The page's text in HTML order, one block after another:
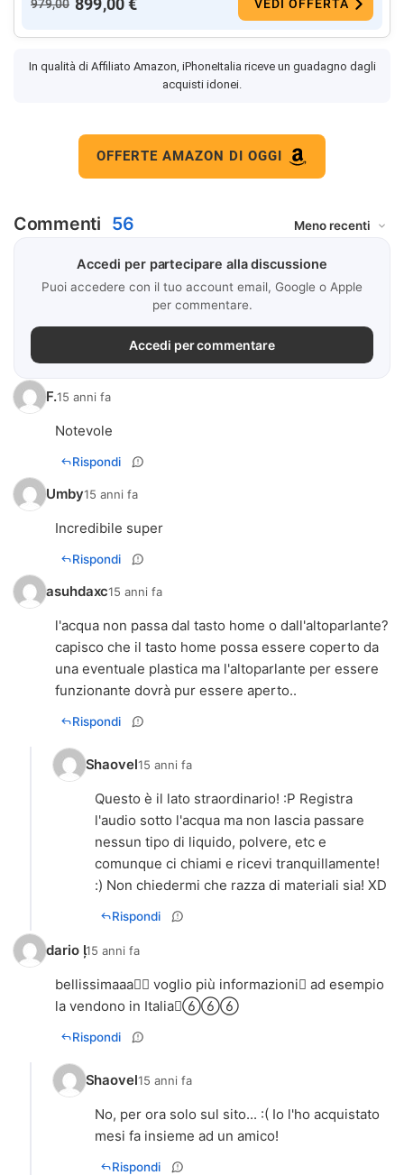
979,00 899,00 € VEDI OFFERTA
In qualità di Affiliato Amazon, iPhoneItalia riceve un guadagno dagli
acquisti idonei.
OFFERTE AMAZON DI OGGI
Commenti 56
Accedi per partecipare alla discussione
Puoi accedere con il tuo account email, Google o Apple
per commentare.
Accedi per commentare
F.15 anni fa
Notevole
Rispondi
Umby15 anni fa
Incredibile super
Rispondi
asuhdaxc15 anni fa
l'acqua non passa dal tasto home o dall'altoparlante?
capisco che il tasto home possa essere coperto da
una eventuale plastica ma l'altoparlante per essere
funzionante dovrà pur essere aperto..
Rispondi
Shaovel15 anni fa
Questo è il lato straordinario! :P Registra
l'audio sotto l'acqua ma non lascia passare
nessun tipo di liquido, polvere, etc e
comunque ci chiami e ricevi tranquillamente!
:) Non chiedermi che razza di materiali sia! XD
Rispondi
dario 15 anni fa
bellissimaaa voglio più informazioni ad esempio
la vendono in Italia
Rispondi
Shaovel15 anni fa
No, per ora solo sul sito... :( Io l'ho acquistato
mesi fa insieme ad un amico!
Rispondi